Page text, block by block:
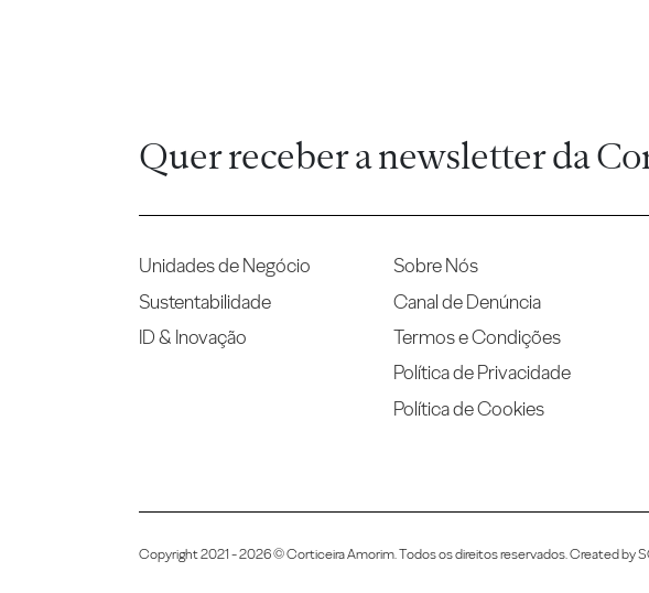
Quer receber a newsletter da
Unidades de Negócio
Sustentabilidade
ID & Inovação
Sobre Nós
Canal de Denúncia
Termos e Condições
Política de Privacidade
Política de Cookies
Copyright 2021 - 2026 © Corticeira Amorim. Todos os direitos reservados. Created by